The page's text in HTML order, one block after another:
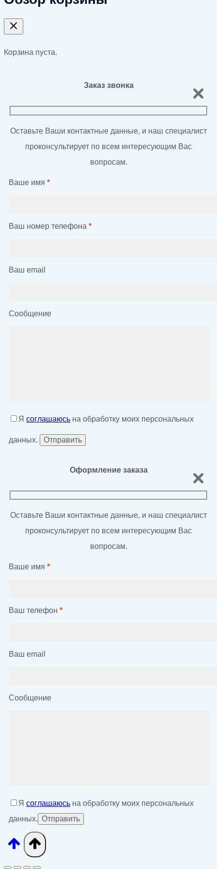
Корзина пуста.
Заказ звонка
Оставьте Ваши контактные данные, и наш специалист
проконсультирует по всем интересующим Вас
вопросам.
Ваше имя *
Ваш номер телефона *
Ваш email
Сообщение
Я соглашаюсь на обработку моих персональных
данных.
Оформление заказа
Оставьте Ваши контактные данные, и наш специалист
проконсультирует по всем интересующим Вас
вопросам.
Ваше имя *
Ваш телефон *
Ваш email
Сообщение
Я соглашаюсь на обработку моих персональных
данных.